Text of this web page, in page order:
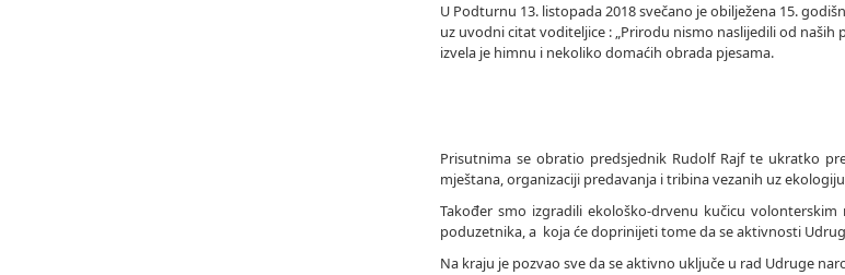
U Podturnu 13. listopada 2018 svečano je obilježena 15.
uz uvodni citat voditeljice : „Prirodu nismo naslijedili od
izvela je himnu i nekoliko domaćih obrada pjesama.
Prisutnima se obratio predsjednik Rudolf Rajf te ukratko
mještana, organizaciji predavanja i tribina vezanih uz
Također smo izgradili ekološko-drvenu kučicu
poduzetnika, a koja će doprinijeti tome da se aktivnosti
Na kraju je pozvao sve da se aktivno uključe u rad Udruge